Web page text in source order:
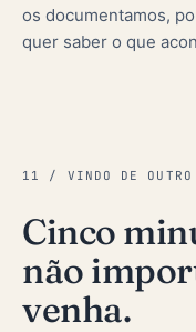
os documentamos,
quer saber o que
11 / VINDO DE OUTRO
Cinco
não
venha.